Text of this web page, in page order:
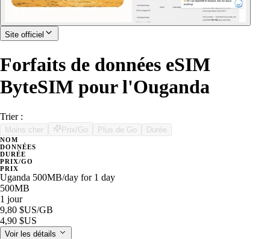
Site officiel
Forfaits de données eSIM
ByteSIM pour l'Ouganda
Trier :
Moins cher Prix/Go Plus de Go Durée
NOM
DONNÉES
DURÉE
PRIX/GO
PRIX
Uganda 500MB/day for 1 day
500MB
1 jour
9,80 $US/GB
4,90 $US
Voir les détails